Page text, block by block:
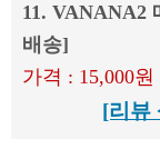
11. VANANA2
배송]
가격 : 15,000원
[리뷰